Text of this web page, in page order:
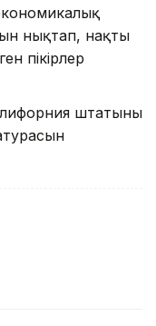
нықтап, нақты
пікірлер
штатының